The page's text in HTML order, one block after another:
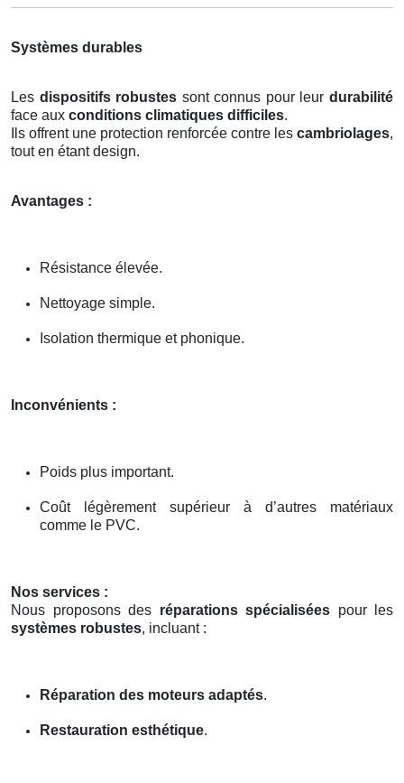
Systèmes durables
Les dispositifs robustes sont connus pour leurdurabilité
face aux conditions climatiques difficiles.
Ils offrent une protection renforcée contre les cambriolages,
tout en étant design.
Avantages :
Résistance élevée.
Nettoyage simple.
Isolation thermique et phonique.
Inconvénients :
Poids plus important.
Coût légèrement supérieur à d’autres matériaux
comme le PVC.
Nos services :
Nous proposons des réparations spécialisées pour les
systèmes robustes, incluant :
Réparation des moteurs adaptés.
Restauration esthétique.